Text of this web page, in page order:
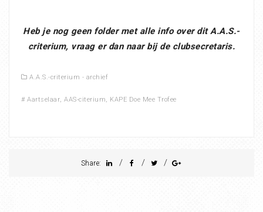
Heb je nog geen folder met alle info over dit A.A.S.-
criterium, vraag er dan naar bij de clubsecretaris.
A.A.S.-criterium - archief
# Aartselaar, AAS-citerium, KAPE Doe Mee Trofee
Share: / / /